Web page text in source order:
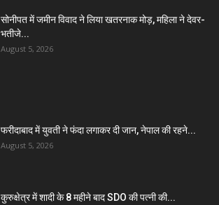
सोनीपत में जमीन विवाद ने लिया खतरनाक मोड़, महिला ने देवर-
भतीजे...
August 5, 2026
फरीदाबाद में युवती ने फंदा लगाकर दी जान, नेपाल की रहने...
August 5, 2026
कुरुक्षेत्र में शादी के 8 महीने बाद SDO की पत्नी की...